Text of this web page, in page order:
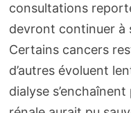
consultations
devront continuer à
Certains cancers
d’autres évoluent
dialyse